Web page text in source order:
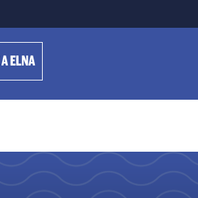
ELNA